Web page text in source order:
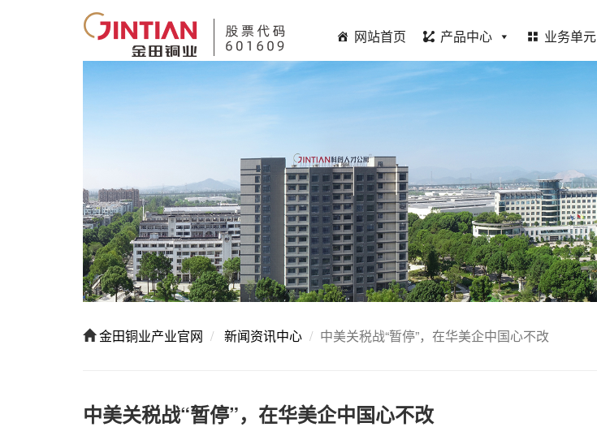
网站首页 产品中心 业务单元
金田铜业产业官网 新闻资讯中心 中美关税战“暂停”，在华美企中国心不改
中美关税战“暂停”，在华美企中国心不改